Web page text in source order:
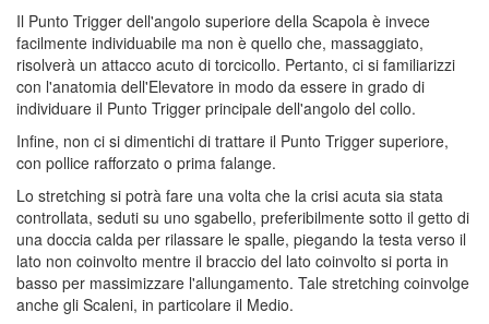
Il Punto Trigger dell'angolo superiore della Scapola è invece
facilmente individuabile ma non è quello che, massaggiato,
risolverà un attacco acuto di torcicollo. Pertanto, ci si familiarizzi
con l'anatomia dell'Elevatore in modo da essere in grado di
individuare il Punto Trigger principale dell'angolo del collo.
Infine, non ci si dimentichi di trattare il Punto Trigger superiore,
con pollice rafforzato o prima falange.
Lo stretching si potrà fare una volta che la crisi acuta sia stata
controllata, seduti su uno sgabello, preferibilmente sotto il getto di
una doccia calda per rilassare le spalle, piegando la testa verso il
lato non coinvolto mentre il braccio del lato coinvolto si porta in
basso per massimizzare l'allungamento. Tale stretching coinvolge
anche gli Scaleni, in particolare il Medio.